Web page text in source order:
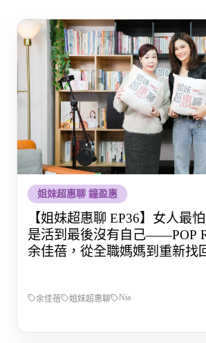
姐妹超惠聊 鐘盈惠
【姐妹超惠聊 EP36】女人最
是活到最後沒有自己——POP
余佳蓓，從全職媽媽到重新找
余佳蓓 姐妹超惠聊 Nia